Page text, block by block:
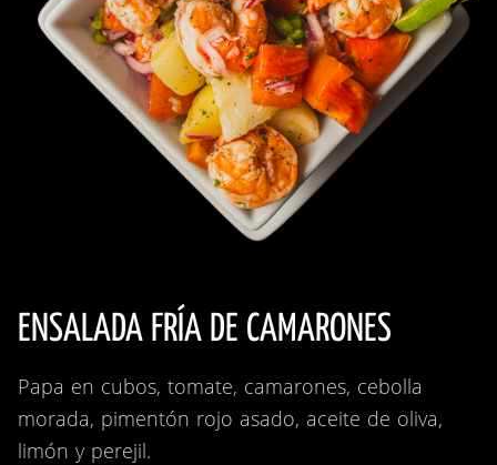
ENSALADA FRÍA DE CAMARONES
Papa en cubos, tomate, camarones, cebolla
morada, pimentón rojo asado, aceite de oliva,
limón y perejil.